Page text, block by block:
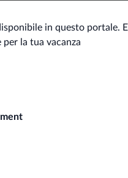
in questo portale.
la tua vacanza